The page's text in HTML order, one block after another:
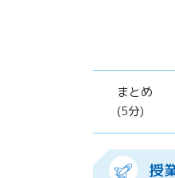
まとめ
(5分)
授